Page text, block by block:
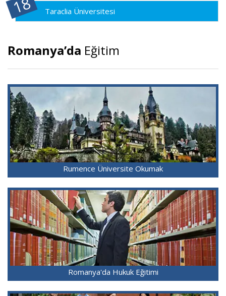
Taraclia Üniversitesi
Romanya’da Eğitim
Rumence Üniversite Okumak
Romanya'da Hukuk Eğitimi